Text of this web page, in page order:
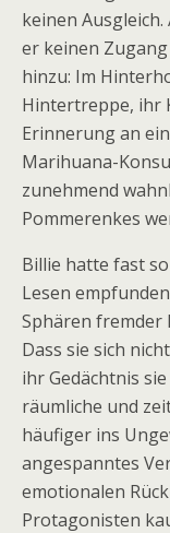
keinen
er keinen
hinzu: Im
Hintertreppe, ihr
Erinnerung an
Marihuana-
zunehmend
Pommerenkes
Billie hatte fast
Lesen
Sphären fremder
Dass sie sich
ihr Gedächtnis
räumliche und
häufiger ins
angespanntes
emotionalen
Protagonisten